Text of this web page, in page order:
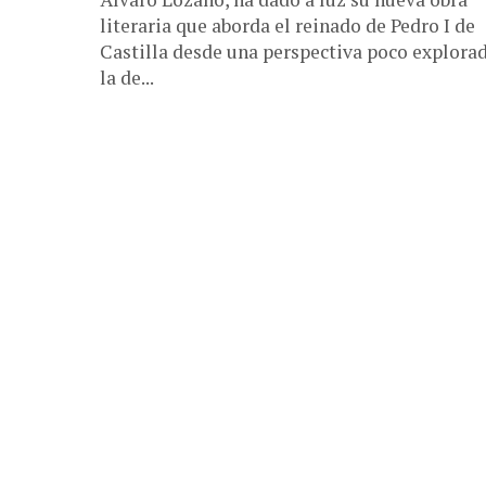
literaria que aborda el reinado de Pedro I de
Castilla desde una perspectiva poco
la de...